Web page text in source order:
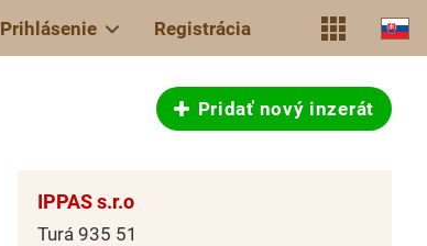
Prihlásenie Registrácia
Pridať nový inzerát
IPPAS s.r.o
Turá 935 51